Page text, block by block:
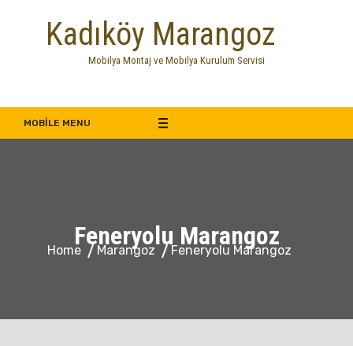
Kadıköy Marangoz
Mobilya Montaj ve Mobilya Kurulum Servisi
MOBILE MENU
Feneryolu Marangoz
Home Marangoz Feneryolu Marangoz